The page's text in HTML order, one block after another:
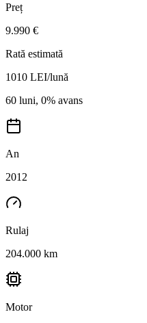
Preț
9.990 €
Rată estimată
1010 LEI/lună
60 luni, 0% avans
An
2012
Rulaj
204.000 km
Motor